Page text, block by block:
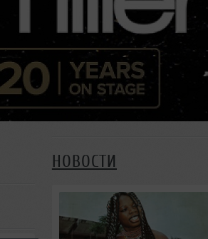
НОВОСТИ